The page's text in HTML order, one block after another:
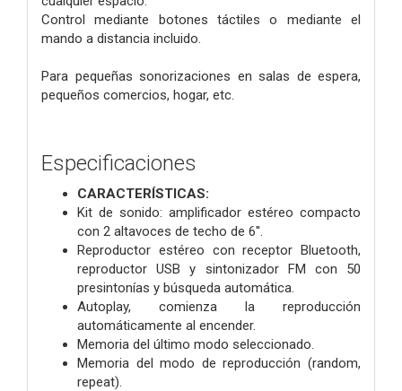
Control mediante botones táctiles o mediante el
mando a distancia incluido.
Para pequeñas sonorizaciones en salas de espera,
pequeños comercios, hogar, etc.
Especificaciones
CARACTERÍSTICAS:
Kit de sonido: amplificador estéreo compacto
con 2 altavoces de techo de 6''.
Reproductor estéreo con receptor Bluetooth,
reproductor USB y sintonizador FM con 50
presintonías y búsqueda automática.
Autoplay, comienza la reproducción
automáticamente al encender.
Memoria del último modo seleccionado.
Memoria del modo de reproducción (random,
repeat).